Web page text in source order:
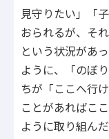
見守りたい」「
おられるが、そ
という状況があ
ように、「のぼ
ちが「ここへ行
ことがあればこ
ように取り組んだ